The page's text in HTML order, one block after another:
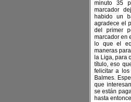
minuto 35
marcador
habido un
agradece el
del primer
marcador en
lo que el
maneras
la Liga, para
título, eso
felicitar a
Balmes.
que
se están
hasta